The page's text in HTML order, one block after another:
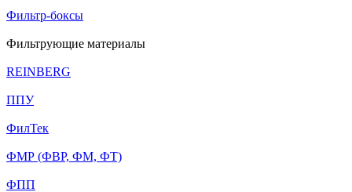
Фильтр-боксы
Фильтрующие материалы
REINBERG
ППУ
ФилТек
ФМР (ФВР, ФМ, ФТ)
ФПП